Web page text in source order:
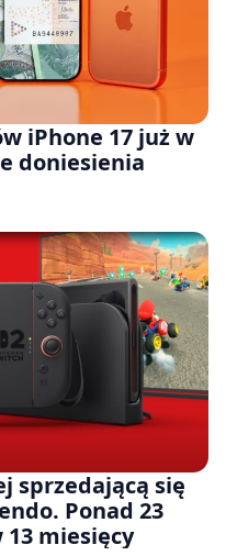
iPhone 17 już w
doniesienia
sprzedającą się
Ponad 23
miesięcy